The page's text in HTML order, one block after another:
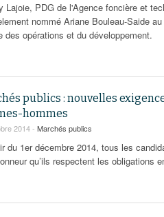
Lajoie, PDG de l'Agence foncière et
nommé Ariane Bouleau-Saide
des opérations et du développement.
publics : nouvelles
hommes
2014 - Marchés publics
du 1er décembre 2014, tous les
qu’ils respectent les obligations